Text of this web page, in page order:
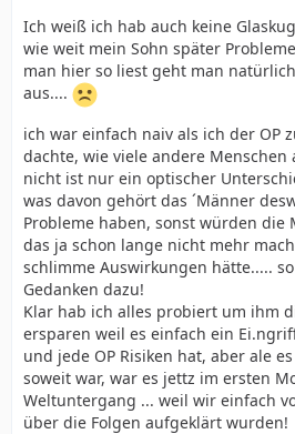
Ich weiß ich hab auch keine
wie weit mein Sohn später
man hier so liest geht man
aus....
ich war einfach naiv als ich der OP
dachte, wie viele andere
nicht ist nur ein optischer
was davon gehört das ´Männer
Probleme haben, sonst würden die
das ja schon lange nicht mehr
schlimme Auswirkungen hätte.....
Gedanken dazu!
Klar hab ich alles probiert um ihm
ersparen weil es einfach ein
und jede OP Risiken hat, aber ale
soweit war, war es jettz im ersten
Weltuntergang ... weil wir einfach
über die Folgen aufgeklärt wurden!